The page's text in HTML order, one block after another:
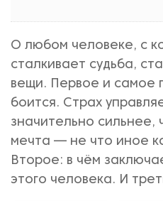
О любом человеке, с
сталкивает судьба,
вещи. Первое и самое
боится. Страх
значительно сильнее,
мечта — не что иное
Второе: в чём
этого человека. И